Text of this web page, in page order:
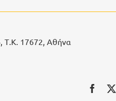
Τ.Κ. 17672, Αθήνα